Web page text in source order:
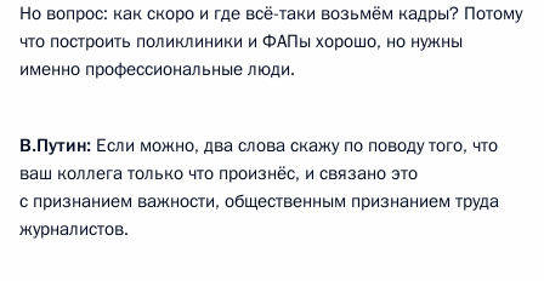
Но вопрос: как скоро и где всё-таки возьмём кадры? Потому
что построить поликлиники и ФАПы хорошо, но нужны
именно профессиональные люди.
В.Путин: Если можно, два слова скажу по поводу того, что
ваш коллега только что произнёс, и связано это
с признанием важности, общественным признанием труда
журналистов.